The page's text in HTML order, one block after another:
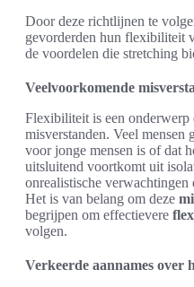
Door deze richtlijnen te
gevorderden hun flexibiliteit
de voordelen die stretching
Veelvoorkomende
Flexibiliteit is een
misverstanden. Veel
voor jonge mensen is of dat
uitsluitend voortkomt uit
onrealistische verwachtingen
Het is van belang om deze
begrijpen om effectievere
volgen.
Verkeerde aannames over